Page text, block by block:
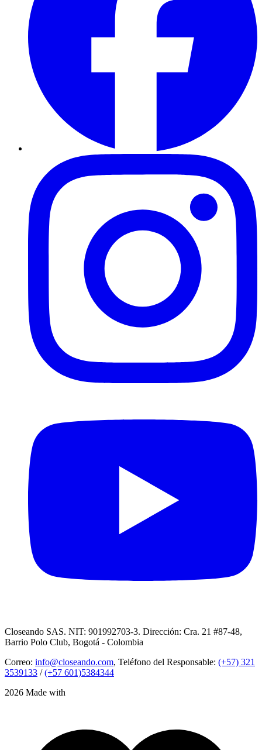
Closeando SAS. NIT: 901992703-3. Dirección: Cra. 21 #87-48,
Barrio Polo Club, Bogotá - Colombia
Correo: info@closeando.com, Teléfono del Responsable: (+57) 321
3539133 /(+57 601)5384344
2026 Made with